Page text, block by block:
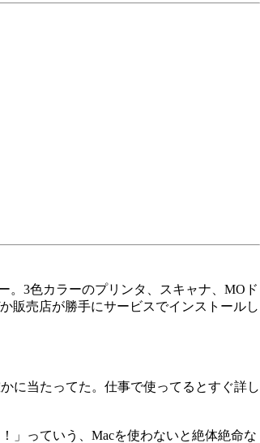
。3色カラーのプリンタ、スキャナ、MOド
販売店が勝手にサービスでインストールし
に当たってた。仕事で使ってるとすぐ詳し
」っていう、Macを使わないと絶体絶命な